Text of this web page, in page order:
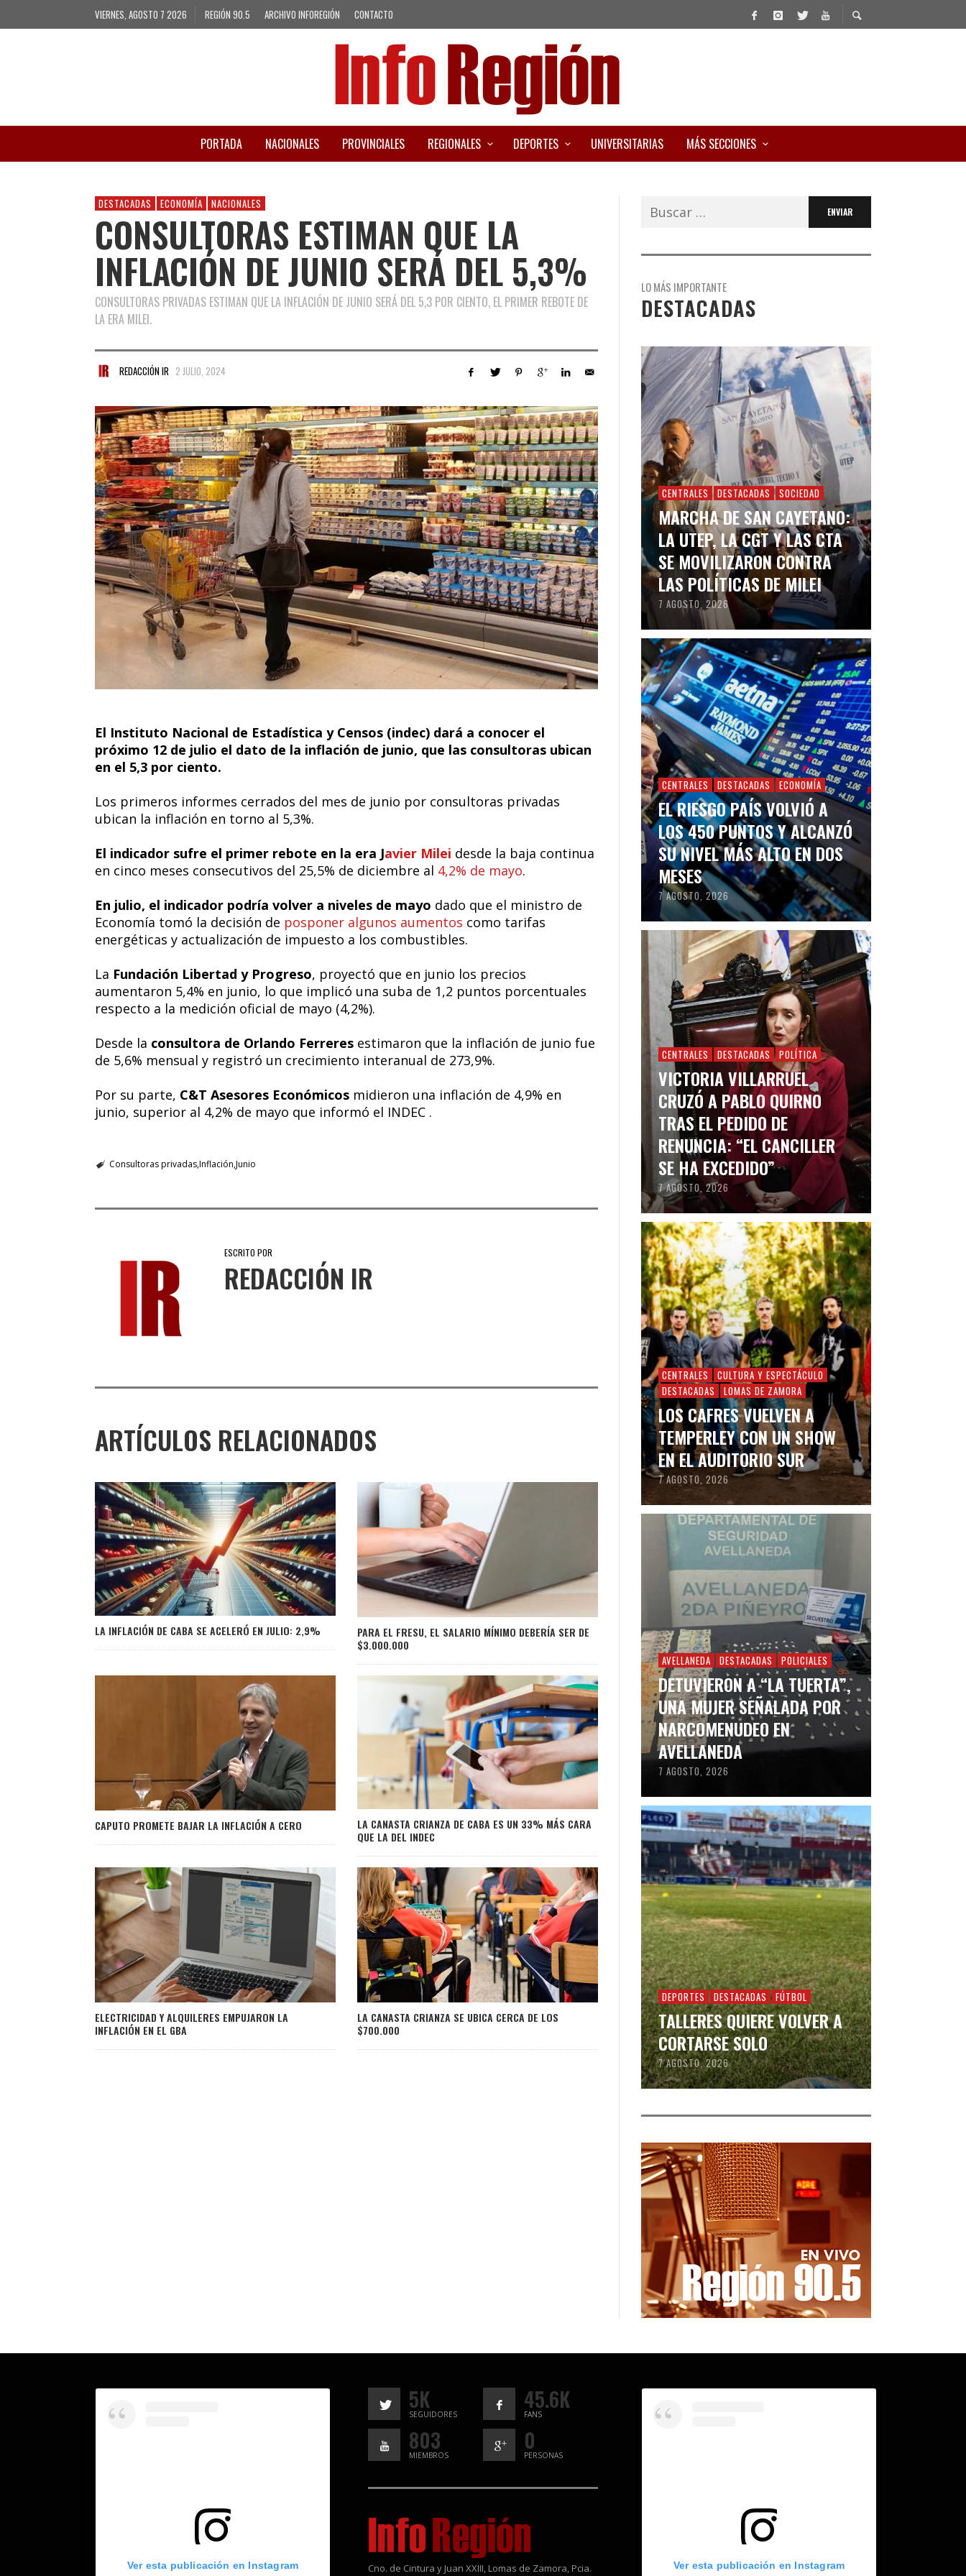
VIERNES, AGOSTO 7 2026 REGIÓN 90.5 ARCHIVO INFOREGIÓN CONTACTO
PORTADA NACIONALES PROVINCIALES REGIONALES DEPORTES UNIVERSITARIAS MÁS SECCIONES
DESTACADAS ECONOMÍA NACIONALES
CONSULTORAS ESTIMAN QUE LA
INFLACIÓN DE JUNIO SERÁ DEL 5,3%
CONSULTORAS PRIVADAS ESTIMAN QUE LA INFLACIÓN DE JUNIO SERÁ DEL 5,3 POR CIENTO, EL PRIMER REBOTE DE
LA ERA MILEI.
REDACCIÓN IR 2 JULIO, 2024
El Instituto Nacional de Estadística y Censos (indec) dará a conocer el
próximo 12 de julio el dato de la inflación de junio, que las consultoras ubican
en el 5,3 por ciento.
Los primeros informes cerrados del mes de junio por consultoras privadas
ubican la inflación en torno al 5,3%.
El indicador sufre el primer rebote en la era Javier Milei desde la baja continua
en cinco meses consecutivos del 25,5% de diciembre al 4,2% de mayo.
En julio, el indicador podría volver a niveles de mayo dado que el ministro de
Economía tomó la decisión de posponer algunos aumentos como tarifas
energéticas y actualización de impuesto a los combustibles.
La Fundación Libertad y Progreso, proyectó que en junio los precios
aumentaron 5,4% en junio, lo que implicó una suba de 1,2 puntos porcentuales
respecto a la medición oficial de mayo (4,2%).
Desde la consultora de Orlando Ferreres estimaron que la inflación de junio fue
de 5,6% mensual y registró un crecimiento interanual de 273,9%.
Por su parte, C&T Asesores Económicos midieron una inflación de 4,9% en
junio, superior al 4,2% de mayo que informó el INDEC .
Consultoras privadasInflación Junio
ESCRITO POR
REDACCIÓN IR
ARTÍCULOS RELACIONADOS
LA INFLACIÓN DE CABA SE ACELERÓ EN JULIO: 2,9%
PARA EL FRESU, EL SALARIO MÍNIMO DEBERÍA SER DE
$3.000.000
CAPUTO PROMETE BAJAR LA INFLACIÓN A CERO
LA CANASTA CRIANZA DE CABA ES UN 33% MÁS CARA
QUE LA DEL INDEC
ELECTRICIDAD Y ALQUILERES EMPUJARON LA
INFLACIÓN EN EL GBA
LA CANASTA CRIANZA SE UBICA CERCA DE LOS
$700.000
Buscar:
LO MÁS IMPORTANTE
DESTACADAS
CENTRALES DESTACADAS SOCIEDAD
MARCHA DE SAN CAYETANO:
LA UTEP, LA CGT Y LAS CTA
SE MOVILIZARON CONTRA
LAS POLÍTICAS DE MILEI
7 AGOSTO, 2026
CENTRALES DESTACADAS ECONOMÍA
EL RIESGO PAÍS VOLVIÓ A
LOS 450 PUNTOS Y ALCANZÓ
SU NIVEL MÁS ALTO EN DOS
MESES
7 AGOSTO, 2026
CENTRALES DESTACADAS POLÍTICA
VICTORIA VILLARRUEL
CRUZÓ A PABLO QUIRNO
TRAS EL PEDIDO DE
RENUNCIA: “EL CANCILLER
SE HA EXCEDIDO”
7 AGOSTO, 2026
CENTRALES
CULTURA Y ESPECTÁCULO
DESTACADAS
LOMAS DE ZAMORA
LOS CAFRES VUELVEN A
TEMPERLEY CON UN SHOW
EN EL AUDITORIO SUR
7 AGOSTO, 2026
AVELLANEDA DESTACADAS POLICIALES
DETUVIERON A “LA TUERTA”,
UNA MUJER SEÑALADA POR
NARCOMENUDEO EN
AVELLANEDA
7 AGOSTO, 2026
DEPORTES DESTACADAS FÚTBOL
TALLERES QUIERE VOLVER A
CORTARSE SOLO
7 AGOSTO, 2026
Ver esta publicación en Instagram
5K
SEGUIDORES
45.6K
FANS
803
MIEMBROS
0
PERSONAS
Cno. de Cintura y Juan XXIII, Lomas de Zamora, Pcia. Ver esta publicación en Instagram